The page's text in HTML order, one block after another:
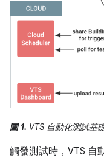
圖 1. VTS 自動化測試基
觸發測試時，VTS 自